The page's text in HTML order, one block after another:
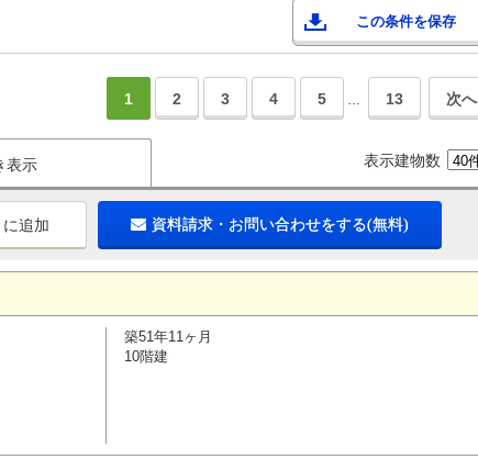
この条件を保存
1 2 3 4 5 … 13 次へ
表示 表示建物数
追加 資料請求・お問い合わせをする(無料)
築51年11ヶ月
10階建